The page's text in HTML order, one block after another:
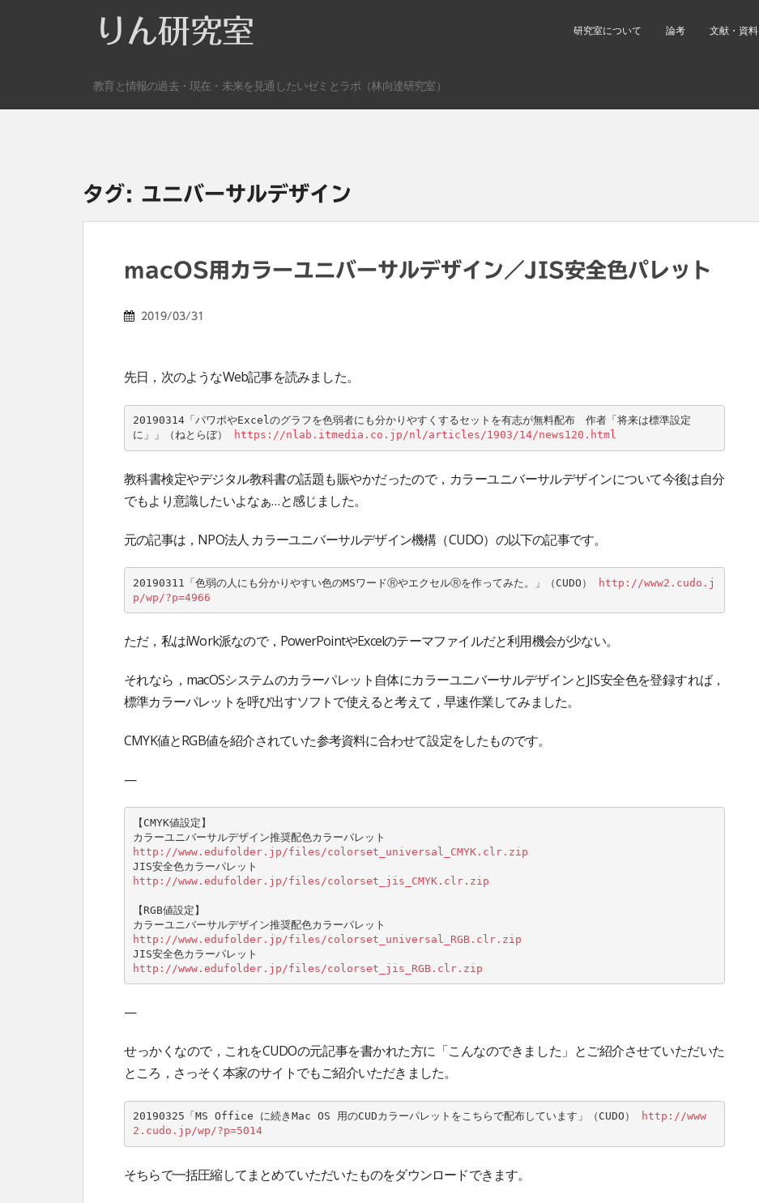
りん研究室 研究室について 論考 文献・資料
教育と情報の過去・現在・未来を見通したいゼミとラボ（林向達研究室）
タグ: ユニバーサルデザイン
macOS用カラーユニバーサルデザイン／JIS安全色パレット
2019/03/31
先日，次のようなWeb記事を読みました。
20190314「パワポやExcelのグラフを色弱者にも分かりやすくするセットを有志が無料配布　作者「将来は標準設定
に」」（ねとらぼ）
https://nlab.itmedia.co.jp/nl/articles/1903/14/news120.html
教科書検定やデジタル教科書の話題も賑やかだったので，カラーユニバーサルデザインについて今後は自分
でもより意識したいよなぁ…と感じました。
元の記事は，NPO法人 カラーユニバーサルデザイン機構（CUDO）の以下の記事です。
20190311「色弱の人にも分かりやすい色のMSワードⓇやエクセルⓇを作ってみた。」（CUDO）
http://www2.cudo.j
p/wp/?p=4966
ただ，私はiWork派なので，PowerPointやExcelのテーマファイルだと利用機会が少ない。
それなら，macOSシステムのカラーパレット自体にカラーユニバーサルデザインとJIS安全色を登録すれば，
標準カラーパレットを呼び出すソフトで使えると考えて，早速作業してみました。
CMYK値とRGB値を紹介されていた参考資料に合わせて設定をしたものです。
—
【CMYK値設定】
http://www.edufolder.jp/files/colorset_universal_CMYK.clr.zip
http://www.edufolder.jp/files/colorset_jis_CMYK.clr.zip
【RGB値設定】
http://www.edufolder.jp/files/colorset_universal_RGB.clr.zip
http://www.edufolder.jp/files/colorset_jis_RGB.clr.zip
—
せっかくなので，これをCUDOの元記事を書かれた方に「こんなのできました」とご紹介させていただいた
ところ，さっそく本家のサイトでもご紹介いただきました。
20190325「MS Office に続きMac OS 用のCUDカラーパレットをこちらで配布しています」（CUDO）
http://www
2.cudo.jp/wp/?p=5014
そちらで一括圧縮してまとめていただいたものをダウンロードできます。